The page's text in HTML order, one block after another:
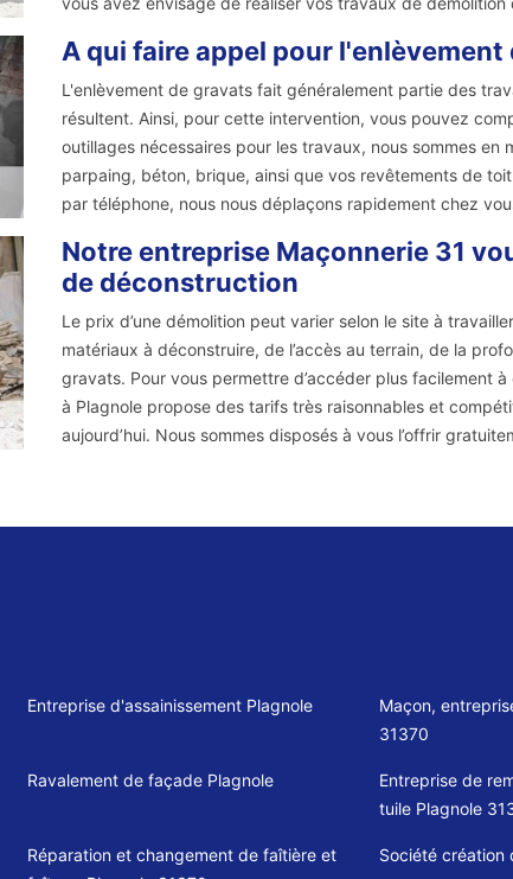
A qui faire appel pour l'enlèvement
L'enlèvement de gravats fait généralement partie des
résultent. Ainsi, pour cette intervention, vous pouvez
outillages nécessaires pour les travaux, nous sommes
parpaing, béton, brique, ainsi que vos revêtements de
par téléphone, nous nous déplaçons rapidement chez
Notre entreprise Maçonnerie 31
de déconstruction
Le prix d’une démolition peut varier selon le site à
matériaux à déconstruire, de l’accès au terrain, de la
gravats. Pour vous permettre d’accéder plus facilement
à Plagnole propose des tarifs très raisonnables et
aujourd’hui. Nous sommes disposés à vous l’offrir
Entreprise d'assainissement Plagnole
Maçon,
31370
Ravalement de façade Plagnole
Entreprise de
tuile Plagnole
Réparation et changement de faîtière et
Société création